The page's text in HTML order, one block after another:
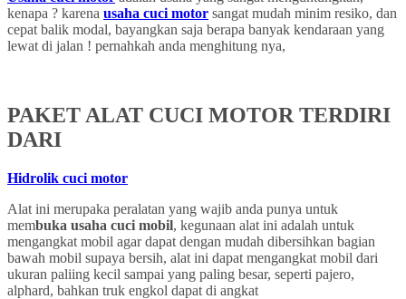
kenapa ? karena usaha cuci motor sangat mudah minim resiko, dan
cepat balik modal, bayangkan saja berapa banyak kendaraan yang
lewat di jalan ! pernahkah anda menghitung nya,
PAKET ALAT CUCI MOTOR TERDIRI
DARI
Hidrolik cuci motor
Alat ini merupaka peralatan yang wajib anda punya untuk
membuka usaha cuci mobil, kegunaan alat ini adalah untuk
mengangkat mobil agar dapat dengan mudah dibersihkan bagian
bawah mobil supaya bersih, alat ini dapat mengangkat mobil dari
ukuran paliing kecil sampai yang paling besar, seperti pajero,
alphard, bahkan truk engkol dapat di angkat